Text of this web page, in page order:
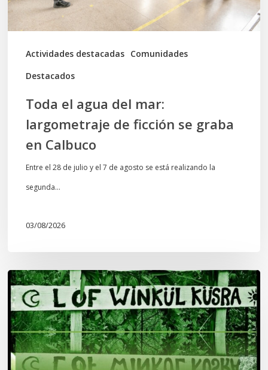
Actividades destacadas Comunidades
Destacados
ficción
se
graba
Toda el agua del mar:
largometraje de ficción se graba
en Calbuco
Entre el 28 de julio y el 7 de agosto se está realizando la
segunda…
03/08/2026
Lof
Winkül
Küsra
convoca
a